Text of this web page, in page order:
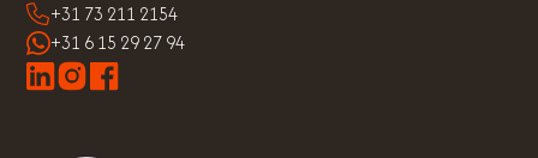
+31 73 211 2154
+31 6 15 29 27 94